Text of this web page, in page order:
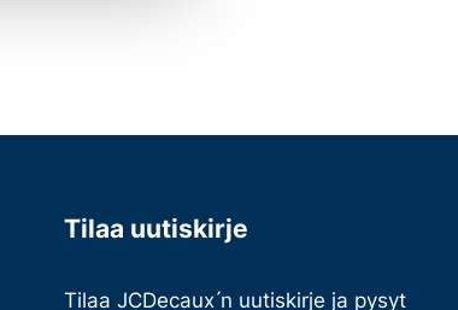
Tilaa uutiskirje
Tilaa JCDecaux ́n uutiskirje ja pysyt